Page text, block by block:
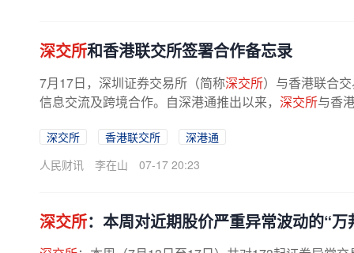
深交所和香港联交所签署合作备忘录
7月17日，深圳证券交易所（简称深交所）与香港联合
信息交流及跨境合作。自深港通推出以来， 深交所与香
深交所 香港联交所
深港通
人民财讯
李在山 07-17 20:23
深交所：本周对近期股价严重异常波动的“